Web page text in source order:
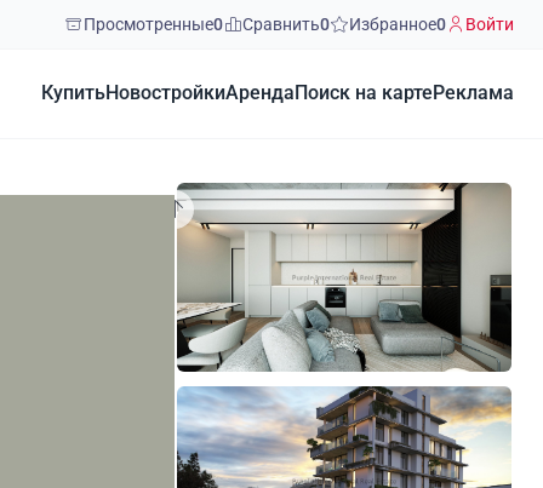
Просмотренные0 Сравнить0 Избранное0 Войти
КупитьНовостройкиАренда Поиск на карте Реклама